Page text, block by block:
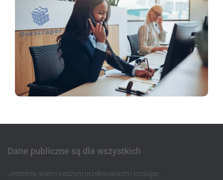
Dane publiczne są dla wszystkich
Jesteśmy wierni naszym przekonaniom i stosując